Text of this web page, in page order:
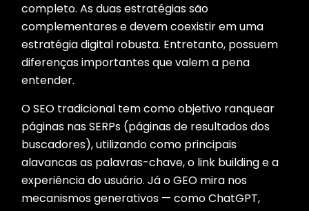
completo. As duas estratégias são
complementares e devem coexistir em uma
estratégia digital robusta. Entretanto, possuem
diferenças importantes que valem a pena
entender.
O SEO tradicional tem como objetivo ranquear
páginas nas SERPs (páginas de resultados dos
buscadores), utilizando como principais
alavancas as palavras-chave, o link building e a
experiência do usuário. Já o GEO mira nos
mecanismos generativos — como ChatGPT,